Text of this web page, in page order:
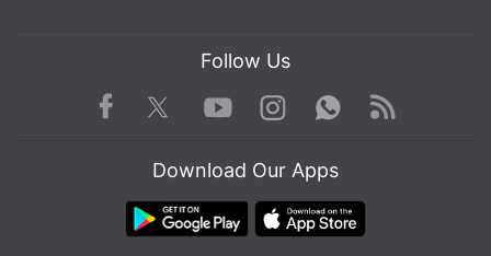
Follow Us
Facebook TwitterYoutube
Instagram WhatsApp
Rss
Download Our Apps